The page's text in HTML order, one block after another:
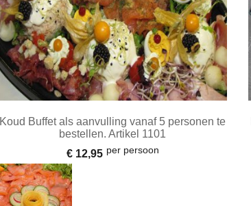
Koud Buffet als aanvulling vanaf 5 personen te
bestellen. Artikel 1101
€ 12,95 per persoon